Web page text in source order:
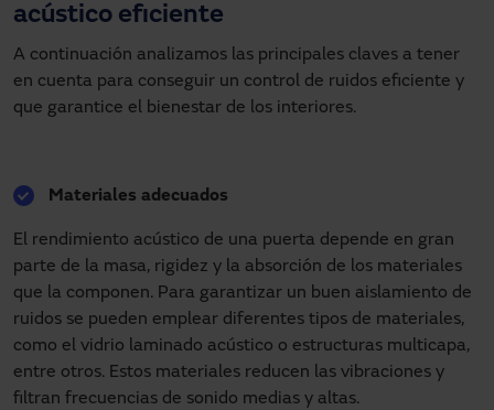
acústico eficiente
A continuación analizamos las principales claves a tener
en cuenta para conseguir un control de ruidos eficiente y
que garantice el bienestar de los interiores.
Materiales adecuados
El rendimiento acústico de una puerta depende en gran
parte de la masa, rigidez y la absorción de los materiales
que la componen. Para garantizar un buen aislamiento de
ruidos se pueden emplear diferentes tipos de materiales,
como el vidrio laminado acústico o estructuras multicapa,
entre otros. Estos materiales reducen las vibraciones y
filtran frecuencias de sonido medias y altas.